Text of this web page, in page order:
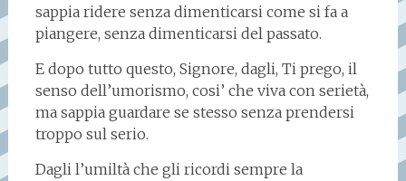
sappia ridere senza dimenticarsi come si fa a
piangere, senza dimenticarsi del passato.
E dopo tutto questo, Signore, dagli, Ti prego, il
senso dell’umorismo, cosi’ che viva con serietà,
ma sappia guardare se stesso senza prendersi
troppo sul serio.
Dagli l’umiltà che gli ricordi sempre la